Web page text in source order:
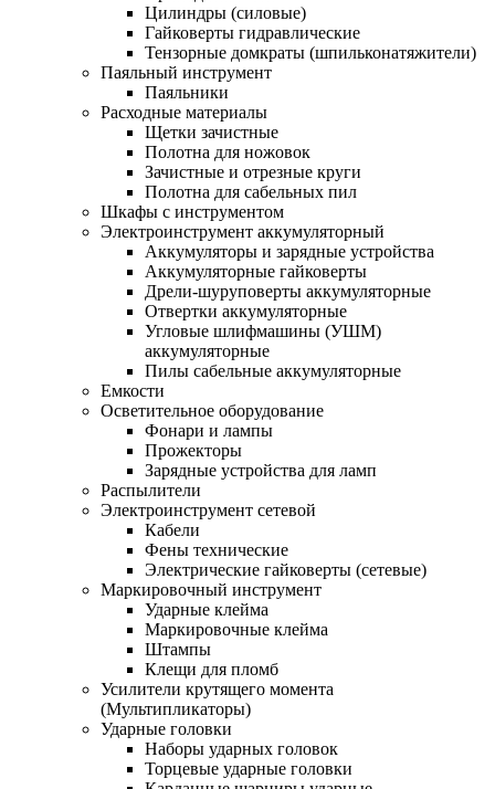
Цилиндры (силовые)
Гайковерты гидравлические
Тензорные домкраты (шпильконатяжители)
Паяльный инструмент
Паяльники
Расходные материалы
Щетки зачистные
Полотна для ножовок
Зачистные и отрезные круги
Полотна для сабельных пил
Шкафы с инструментом
Электроинструмент аккумуляторный
Аккумуляторы и зарядные устройства
Аккумуляторные гайковерты
Дрели-шуруповерты аккумуляторные
Отвертки аккумуляторные
Угловые шлифмашины (УШМ)
аккумуляторные
Пилы сабельные аккумуляторные
Емкости
Осветительное оборудование
Фонари и лампы
Прожекторы
Зарядные устройства для ламп
Распылители
Электроинструмент сетевой
Кабели
Фены технические
Электрические гайковерты (сетевые)
Маркировочный инструмент
Ударные клейма
Маркировочные клейма
Штампы
Клещи для пломб
Усилители крутящего момента
(Мультипликаторы)
Ударные головки
Наборы ударных головок
Торцевые ударные головки